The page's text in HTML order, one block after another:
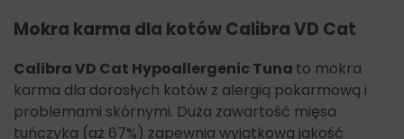
Mokra karma dla kotów Calibra VD Cat
Calibra VD Cat Hypoallergenic Tuna to mokra
karma dla dorosłych kotów z alergią pokarmową i
problemami skórnymi. Duża zawartość mięsa
tuńczyka (aż 67%) zapewnia wyjątkową jakość